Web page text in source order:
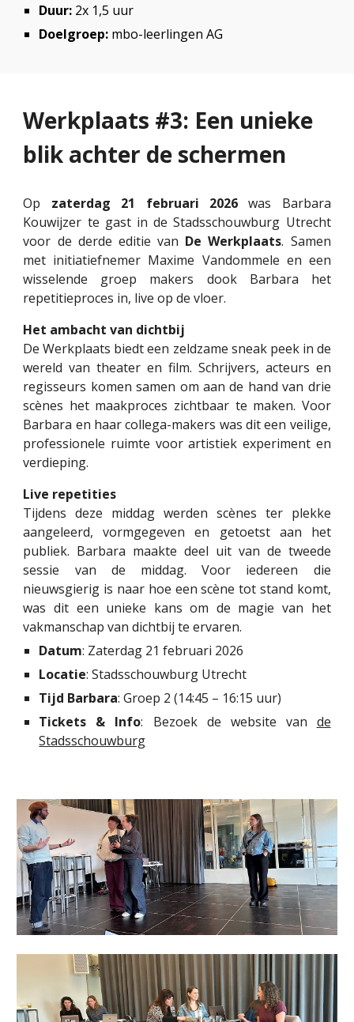
Duur: 2x 1,5 uur
Doelgroep: mbo-leerlingen AG
Werkplaats #3: Een unieke
blik achter de schermen
Op zaterdag 21 februari 2026 was Barbara
Kouwijzer te gast in de Stadsschouwburg Utrecht
voor de derde editie van De Werkplaats. Samen
met initiatiefnemer Maxime Vandommele en een
wisselende groep makers dook Barbara het
repetitieproces in, live op de vloer.
Het ambacht van dichtbij
De Werkplaats biedt een zeldzame sneak peek in de
wereld van theater en film. Schrijvers, acteurs en
regisseurs komen samen om aan de hand van drie
scènes het maakproces zichtbaar te maken. Voor
Barbara en haar collega-makers was dit een veilige,
professionele ruimte voor artistiek experiment en
verdieping.
Live repetities
Tijdens deze middag werden scènes ter plekke
aangeleerd, vormgegeven en getoetst aan het
publiek. Barbara maakte deel uit van de tweede
sessie van de middag. Voor iedereen die
nieuwsgierig is naar hoe een scène tot stand komt,
was dit een unieke kans om de magie van het
vakmanschap van dichtbij te ervaren.
Datum: Zaterdag 21 februari 2026
Locatie: Stadsschouwburg Utrecht
Tijd Barbara: Groep 2 (14:45 – 16:15 uur)
Tickets & Info: Bezoek de website van de
Stadsschouwburg